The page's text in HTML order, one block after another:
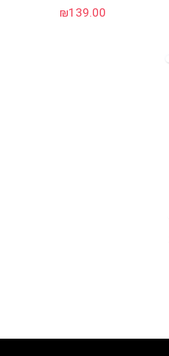
₪139.00